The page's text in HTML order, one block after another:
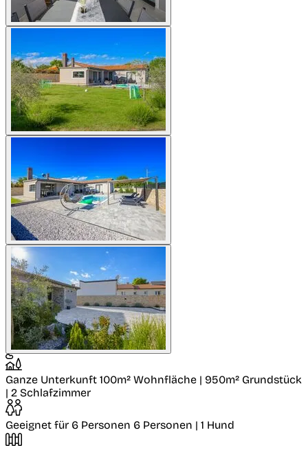
Ganze Unterkunft 100m² Wohnfläche | 950m² Grundstück
| 2 Schlafzimmer
Geeignet für 6 Personen 6 Personen | 1 Hund